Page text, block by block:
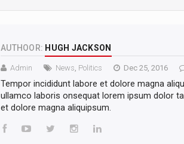
AUTHOOR: HUGH JACKSON
Admin News, Politics Dec 25, 2016
Tempor incididunt labore et dolore magna
ullamco laboris onsequat lorem ipsum dolor
et dolore magna aliquipsum.